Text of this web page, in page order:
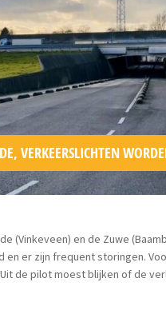
VERKEERSLICHTEN
(Vinkeveen) en de Zuwe
er zijn frequent storingen.
de pilot moest blijken of de